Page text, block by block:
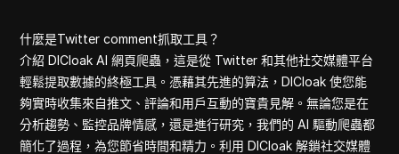
Amazon
Pinterest
Reddit
Yelp
Yelp reviews
什麼是Twitter comment抓取工具？
介紹 DICloak AI 網頁爬蟲，這是從 Twitter 和其他社交媒體平台
輕鬆提取數據的終極工具。憑藉其先進的算法，DICloak 使您能
夠實時收集來自推文、評論和用戶互動的寶貴見解。無論您是在
分析趨勢、監控品牌情感，還是進行研究，我們的 AI 驅動爬蟲都
簡化了過程，為您節省時間和精力。利用 DICloak 解鎖社交媒體